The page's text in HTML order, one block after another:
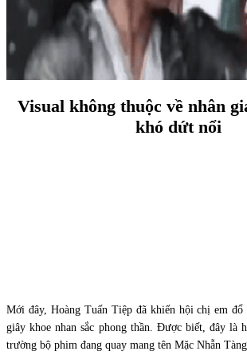
Visual không thuộc về nhân
khó dứt nổi
Mới đây, Hoàng Tuấn Tiệp đã khiến hội chị em
giây khoe nhan sắc phong thần. Được biết, đây là
trường bộ phim đang quay mang tên Mặc Nhẫn